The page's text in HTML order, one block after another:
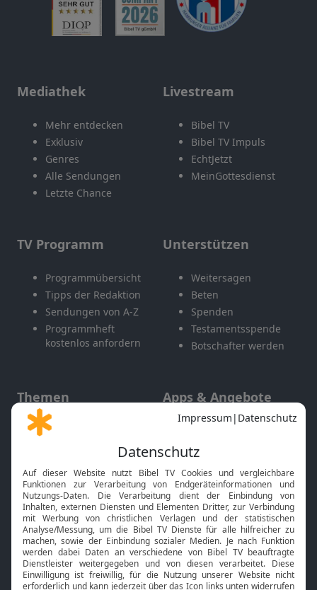
Mediathek
Mehr entdecken
Exklusiv
Genres
Alle Sendungen
Letzte Chance
Livestream
Bibel TV
Bibel TV Impuls
EchtJetzt
MeinGottesdienst
TV Programm
Programmübersicht
Tipps der Redaktion
Sendungen von A-Z
Programmheft
kostenlos anfordern
Unterstützen
Weitersagen
Beten
Spenden
Testamentsspende
Botschafter werden
Themen
Gott und Bibel erklärt
Neuigkeiten
Apps & Angebote
Mobile App
Smart TV
HbbTV
Bibelthek Online-Bibel
Nächster Gottesdienst
Bibel TV Service